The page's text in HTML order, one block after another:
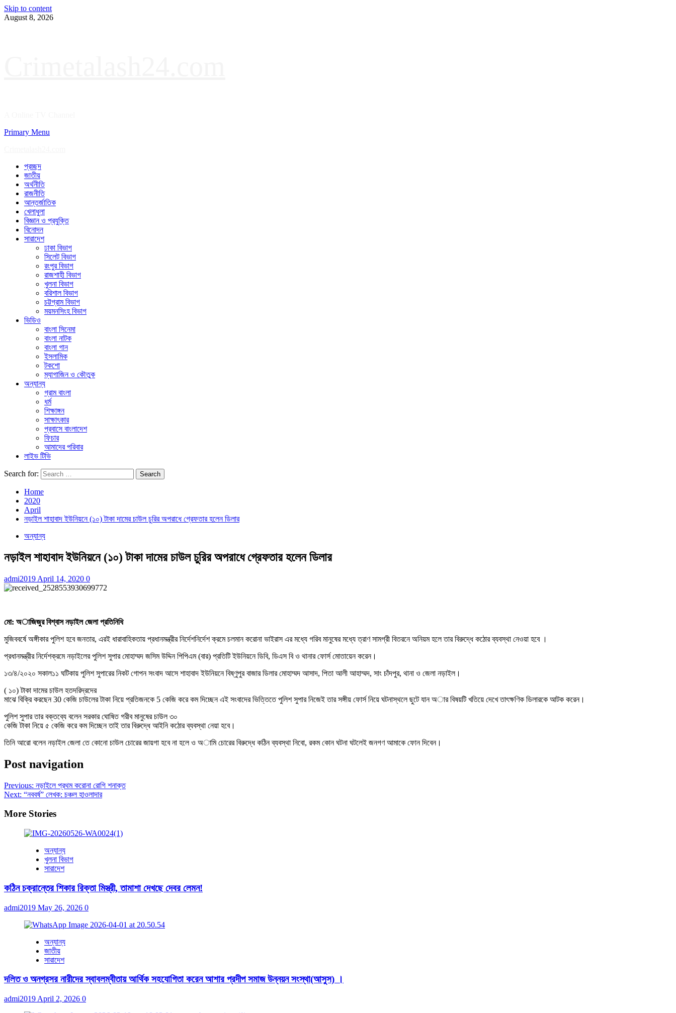
Skip to content
August 8, 2026
Primary Menu
প্রচ্ছদ
জাতীয়
অর্থনীতি
রাজনীতি
আন্তর্জাতিক
খেলাধুলা
বিজ্ঞান ও প্রযুক্তি
বিনোদন
সারাদেশ
ঢাকা বিভাগ
সিলেট বিভাগ
রংপুর বিভাগ
রাজশাহী বিভাগ
খুলনা বিভাগ
বরিশাল বিভাগ
চট্টগ্রাম বিভাগ
ময়মনসিংহ বিভাগ
ভিডিও
বাংলা সিনেমা
বাংলা নাটক
বাংলা গান
ইসলামিক
টকশো
ম্যাগাজিন ও কৌতুক
অন্যান্য
গ্রাম বাংলা
ধর্ম
শিক্ষাঙ্গন
সাক্ষাৎকার
প্রবাসে বাংলাদেশ
ফিচার
আমাদের পরিবার
লাইভ টিভি
Search for:
Home
2020
April
নড়াইল শাহাবাদ ইউনিয়নে (১০) টাকা দামের চাউল চুরির অপরাধে গ্রেফতার হলেন ডিলার
অন্যান্য
নড়াইল শাহাবাদ ইউনিয়নে (১০) টাকা দামের চাউল চুরির অপরাধে গ্রেফতার হলেন ডিলার
admi2019 April 14, 2020 0
মো: অাজিজুর বিশ্বাস নড়াইল জেলা প্রতিনিধি
মুজিববর্ষে অঙ্গীকার পুলিশ হবে জনতার, এরই ধারাবাহিকতায় প্রধানমন্ত্রীর নির্দেশনির্দেশ ক্রমে চলমান করোনা ভাইরাস এর মধ্যে গরিব মানুষের মধ্যে ত্রাণ সামগ্রী বিতরনে অনিয়ম হলে তার বিরুদ্ধে কঠোর ব্যবস্থা নেওয়া হবে ।
প্রধানমন্ত্রীর নির্দেশক্রমে নড়াইলের পুলিশ সুপার মোহাম্মদ জসিম উদ্দিন পিপিএম (বার) প্রতিটি ইউনিয়নে ডিবি, ডিএস বি ও থানার ফোর্স মোতায়েন করেন।
১৩/৪/২০২০ সকাল১১ ঘটিকায় পুলিশ সুপারের নিকট গোপন সংবাদ আসে শাহাবাদ ইউনিয়নে বিষ্ণুপুর বাজার ডিলার মোহাম্মদ আসাদ, পিতা আলী আহাম্মদ, সাং চাঁদপুর, থানা ও জেলা নড়াইল।
( ১০) টাকা দামের চাউল হতদরিদ্রদের
মাঝে বিক্রি করছেন 30 কেজি চাউলের টাকা নিয়ে প্রতিজনকে 5 কেজি করে কম দিচ্ছেন এই সংবাদের ভিত্তিতে পুলিশ সুপার নিজেই তার সঙ্গীয় ফোর্স নিয়ে ঘটনাস্থলে ছুটে যান অার বিষয়টি খতিয়ে দেখে তাৎক্ষণিক ডিলারকে আটক করেন।
পুলিশ সুপার তার বক্তব্যে বলেন সরকার ঘোষিত গরীব মানুষের চাউল ৩০
কেজি টাকা নিয়ে ৫ কেজি করে কম দিচ্ছেন তাই তার বিরুদ্ধে আইনি কঠোর ব্যবস্থা নেয়া হবে।
তিনি আরো বলেন নড়াইল জেলা তে কোনো চাউল চোরের জায়গা হবে না হলে ও অামি চোরের বিরুদ্ধে কঠিন ব্যবস্থা নিবো, রকম কোন ঘটনা ঘটলেই জনগণ আমাকে ফোন দিবেন।
Post navigation
Previous: নড়াইলে প্রথম করোনা রোগি শনাক্ত
Next: “নববর্ষ” লেখক: চঞ্চল হাওলাদার
More Stories
অন্যান্য
খুলনা বিভাগ
সারাদেশ
কঠিন চক্রান্তের শিকার রিক্তা মিস্ত্রী, তামাশা দেখছে দেবর লেমন!
admi2019 May 26, 2026 0
অন্যান্য
জাতীয়
সারাদেশ
দলিত ও অনগ্রসর নারীদের স্বাবলম্বীতায় আর্থিক সহযোগিতা করেন আশার প্রদীপ সমাজ উন্নয়ন সংস্থা(আসুস) ।
admi2019 April 2, 2026 0